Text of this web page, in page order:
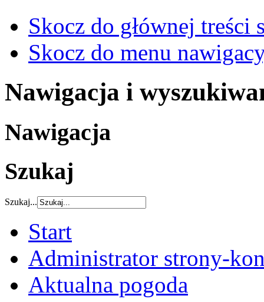
Skocz do głównej treści
Skocz do menu
Nawigacja i
Nawigacja
Szukaj
Szukaj...
Start
Administrator strony-
Aktualna pogoda